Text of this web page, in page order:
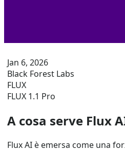
Jan 6, 2026
Black Forest Labs
FLUX
FLUX 1.1 Pro
A cosa serve Flux
Flux AI è emersa come una